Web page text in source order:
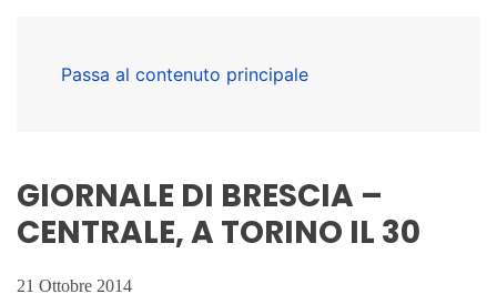
Passa al contenuto principale
GIORNALE DI BRESCIA –
CENTRALE, A TORINO IL 30
21 Ottobre 2014